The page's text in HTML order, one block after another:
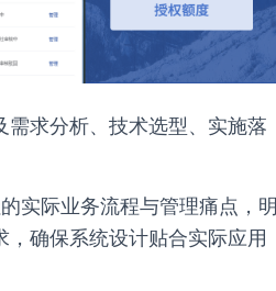
求分析、技术选型、实施落
实际业务流程与管理痛点，明
确保系统设计贴合实际应用